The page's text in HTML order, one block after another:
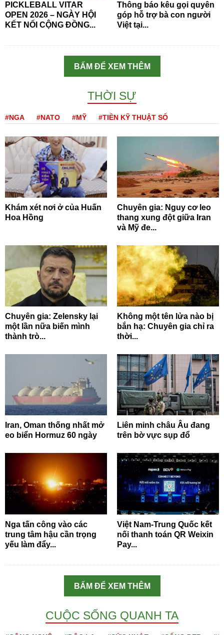
PICKLEBALL VITAR
OPEN 2026 – NGÀY HỘI
KẾT NỐI CỘNG ĐỒNG...
Thông báo kêu gọi quyên
góp hỗ trợ bà con người
Việt tại...
BẤM ĐỂ XEM THÊM
THỜI SỰ
#NGA #NATO #MỸ #TIỀN KỸ THUẬT SỐ
Khám xét nơi ở của Huấn
Hoa Hồng
Chuyên gia: Nguy cơ leo
thang xung đột giữa Iran
và Mỹ đe...
Chuyên gia: Zelensky lại
một lần nữa biến mình
thành trò...
Không một tên lửa nào bị
bắn hạ: Chuyên gia chỉ ra
thời...
Iran, Oman thống nhất mở
eo biển Hormuz 60 ngày
Liên minh châu Âu đang
trên bờ vực sụp đổ
Nga tấn công vào các
trung tâm hậu cần trọng
yếu làm đẩy...
Việt Nam-Trung Quốc kết
nối thanh toán QR Weixin
Pay...
BẤM ĐỂ XEM THÊM
CUỘC SỐNG QUANH TA